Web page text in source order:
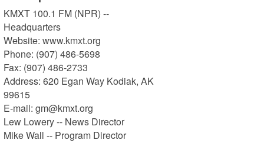
KMXT 100.1 FM (NPR) --
Headquarters
Website: www.kmxt.org
Phone: (907) 486-5698
Fax: (907) 486-2733
Address: 620 Egan Way Kodiak, AK
99615
E-mail: gm@kmxt.org
Lew Lowery -- News Director
Mike Wall -- Program Director